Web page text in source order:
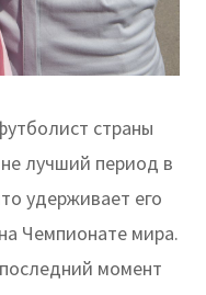
страны
лучший период в
удерживает его
Чемпионате мира.
момент